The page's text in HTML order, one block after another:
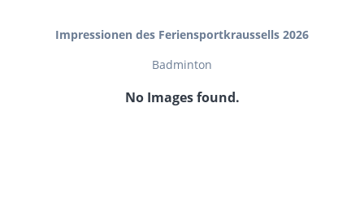
Impressionen des Feriensportkraussells 2026
Badminton
No Images found.